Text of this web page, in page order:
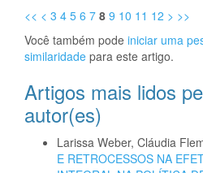
<< < 3 4 5 6 7 8 9 10 11 12 > >>
Você também pode iniciar uma
similaridade para este artigo.
Artigos mais lidos
autor(es)
Larissa Weber, Cláudia
E RETROCESSOS NA